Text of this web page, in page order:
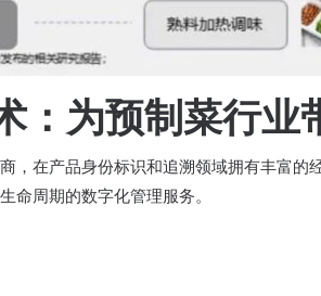
：为预制菜行业
，在产品身份标识和追溯领域拥有丰富
命周期的数字化管理服务。​